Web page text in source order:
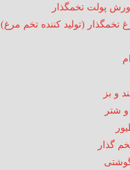
پولت تخمگذار
تخمگذار (تولید کننده تخم مرغ)
و بز
شتر
گذار